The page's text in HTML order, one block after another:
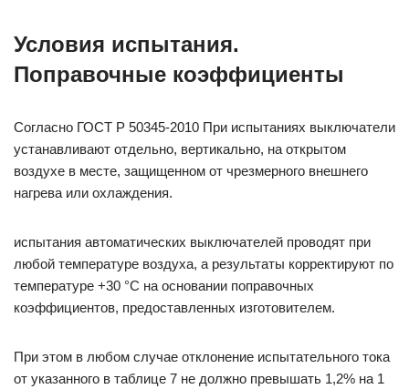
Условия испытания.
Поправочные коэффициенты
Согласно ГОСТ Р 50345-2010 При испытаниях выключатели
устанавливают отдельно, вертикально, на открытом
воздухе в месте, защищенном от чрезмерного внешнего
нагрева или охлаждения.
испытания автоматических выключателей проводят при
любой температуре воздуха, а результаты корректируют по
температуре +30 °С на основании поправочных
коэффициентов, предоставленных изготовителем.
При этом в любом случае отклонение испытательного тока
от указанного в таблице 7 не должно превышать 1,2% на 1